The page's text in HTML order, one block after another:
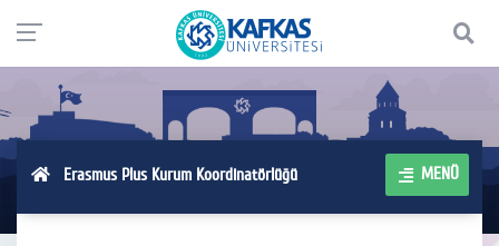
Erasmus Plus Kurum Koordinatörlüğü MENÜ